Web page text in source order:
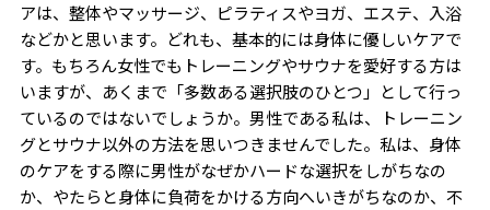
アは、整体やマッサージ、ピラティスやヨガ、エステ、入浴
などかと思います。どれも、基本的には身体に優しいケアで
す。もちろん女性でもトレーニングやサウナを愛好する方は
いますが、あくまで「多数ある選択肢のひとつ」として行っ
ているのではないでしょうか。男性である私は、トレーニン
グとサウナ以外の方法を思いつきませんでした。私は、身体
のケアをする際に男性がなぜかハードな選択をしがちなの
か、やたらと身体に負荷をかける方向へいきがちなのか、不